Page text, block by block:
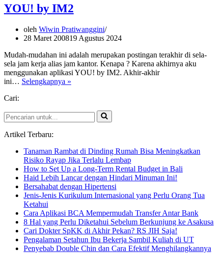
YOU! by IM2
oleh Wiwin Pratiwanggini
28 Maret 200819 Agustus 2024
Mudah-mudahan ini adalah merupakan postingan terakhir di sela-
sela jam kerja alias jam kantor. Kenapa ? Karena akhirnya aku
menggunakan aplikasi YOU! by IM2. Akhir-akhir
ini… Selengkapnya »
Cari:
Pencarian
untuk...
Artikel Terbaru:
Tanaman Rambat di Dinding Rumah Bisa Meningkatkan
Risiko Rayap Jika Terlalu Lembap
How to Set Up a Long-Term Rental Budget in Bali
Haid Lebih Lancar dengan Hindari Minuman Ini!
Bersahabat dengan Hipertensi
Jenis-Jenis Kurikulum Internasional yang Perlu Orang Tua
Ketahui
Cara Aplikasi BCA Mempermudah Transfer Antar Bank
8 Hal yang Perlu Diketahui Sebelum Berkunjung ke Asakusa
Cari Dokter SpKK di Akhir Pekan? RS JIH Saja!
Pengalaman Setahun Ibu Bekerja Sambil Kuliah di UT
Penyebab Double Chin dan Cara Efektif Menghilangkannya